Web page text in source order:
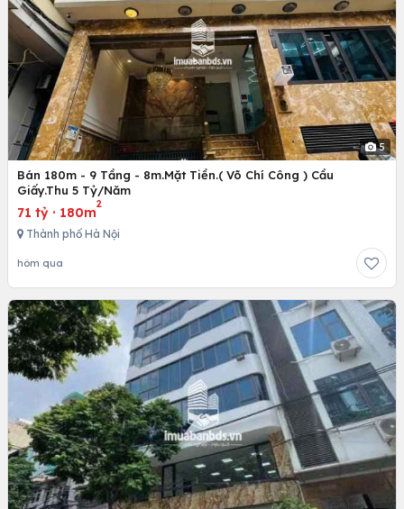
5
Bán 180m - 9 Tầng - 8m.Mặt Tiền.( Võ Chí Công ) Cầu
Giấy.Thu 5 Tỷ/Năm
71 tỷ · 180m
2
Thành phố Hà Nội
hôm qua